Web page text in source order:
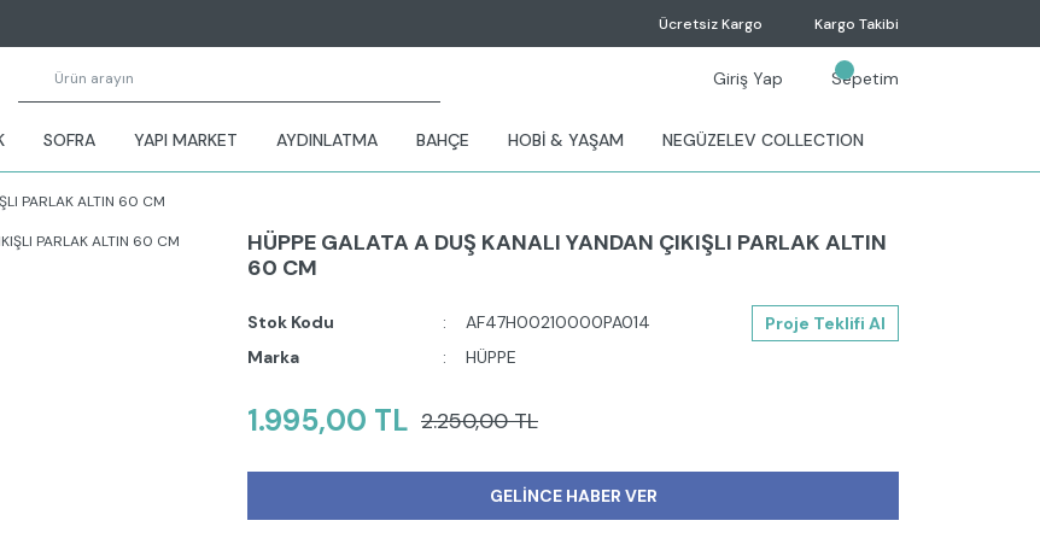
Ücretsiz Kargo Kargo Takibi
Giriş Yap Sepetim
SOFRA YAPI MARKET AYDINLATMA BAHÇE HOBİ & YAŞAM NEGÜZELEV COLLECTION
PARLAK ALTIN 60 CM
HÜPPE GALATA A DUŞ KANALI YANDAN ÇIKIŞLI PARLAK ALTIN
60 CM
Stok Kodu
AF47H00210000PA014
Marka
HÜPPE
Proje Teklifi Al
1.995,00 TL 2.250,00 TL
GELİNCE HABER VER